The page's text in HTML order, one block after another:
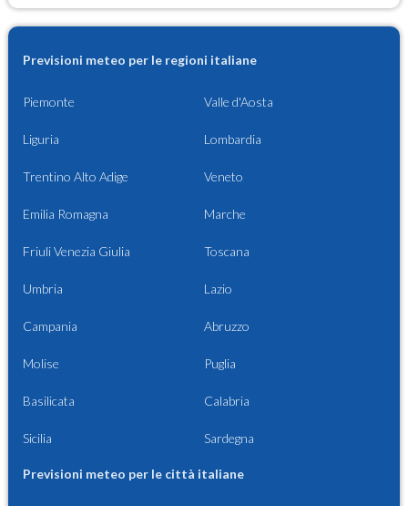
Previsioni meteo per le regioni italiane
Piemonte Valle d'Aosta
Liguria Lombardia
Trentino Alto Adige Veneto
Emilia Romagna Marche
Friuli Venezia Giulia Toscana
Umbria Lazio
Campania Abruzzo
Molise Puglia
Basilicata Calabria
Sicilia Sardegna
Previsioni meteo per le città italiane